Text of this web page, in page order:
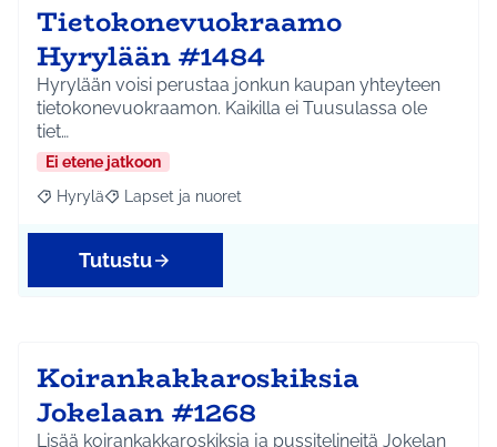
Tietokonevuokraamo
Hyrylään #1484
Hyrylään voisi perustaa jonkun kaupan yhteyteen
tietokonevuokraamon. Kaikilla ei Tuusulassa ole
tiet…
Ei etene jatkoon
Rajaa tulokset aihepiirin mukaan: Hyrylä
Hyrylä Rajaa tulokset teeman mukaan: Lapset ja nuoret
Lapset ja nuoret
Tutustu
Koirankakkaroskiksia
Jokelaan #1268
Lisää koirankakkaroskiksia ja pussitelineitä Jokelan